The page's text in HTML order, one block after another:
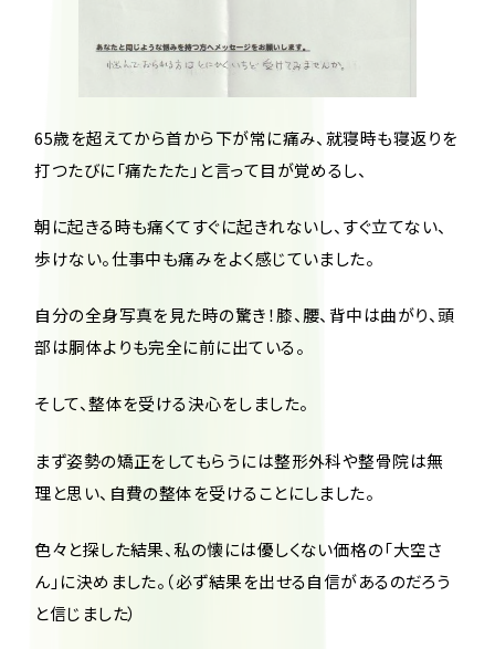
65歳を超えてから首から下が常に痛み、就寝時も寝返りを
打つたびに「痛たたた」と言って目が覚めるし、
朝に起きる時も痛くてすぐに起きれないし、すぐ立てない、
歩けない。仕事中も痛みをよく感じていました。
自分の全身写真を見た時の驚き！膝、腰、背中は曲がり、頭
部は胴体よりも完全に前に出ている。
そして、整体を受ける決心をしました。
まず姿勢の矯正をしてもらうには整形外科や整骨院は無
理と思い、自費の整体を受けることにしました。
色々と探した結果、私の懐には優しくない価格の「大空さ
ん」に決めました。（必ず結果を出せる自信があるのだろう
と信じました）